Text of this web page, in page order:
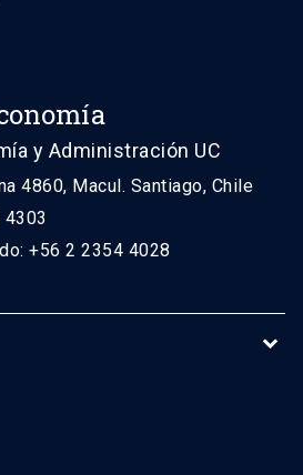
y Administración UC
4860, Macul. Santiago, Chile
+56 2 2354 4028